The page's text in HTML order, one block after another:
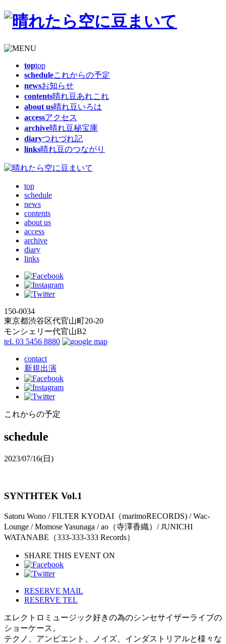
toptop
scheduleこれからの予定
newsお知らせ
contents晴れ豆あれこれ
about us晴れ豆いろは
accessアクセス
archive晴れ豆秘宝庫
diaryつれづれ記
links晴れ豆のつながり
top
schedule
news
contents
about us
access
archive
diary
links
150-0034
東京都渋谷区代官山町20-20
モンシェリー代官山B2
tel. 03 5456 8880
contact
新規出演
これからの予定
schedule
2023/07/16(日)
SYNTHTEK Vol.1
Satoru Wono / FILTER KYODAI（marimoRECORDS) / Wac-
Lounge / Momose Yasunaga / ao（寺澤香織）/ JUNICHI
WATANABE（333-333-333 Records）
SHARE THIS EVENT ON
RESERVE MAIL
RESERVE TEL
エレクトロミュージック好きの為のシンセサイザーライブの
ショーケース。
テクノ、アンビエント、ノイズ、 インダストリアルと様々な